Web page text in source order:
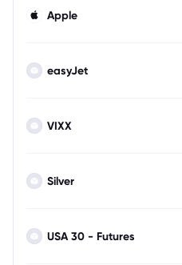
Apple
easyJet
VIXX
Silver
USA 30 - Futures